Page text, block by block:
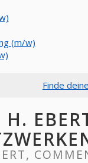
(m/w)
Finde
H.